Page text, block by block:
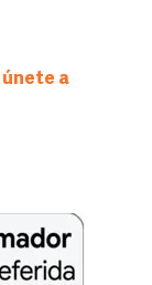
únete a